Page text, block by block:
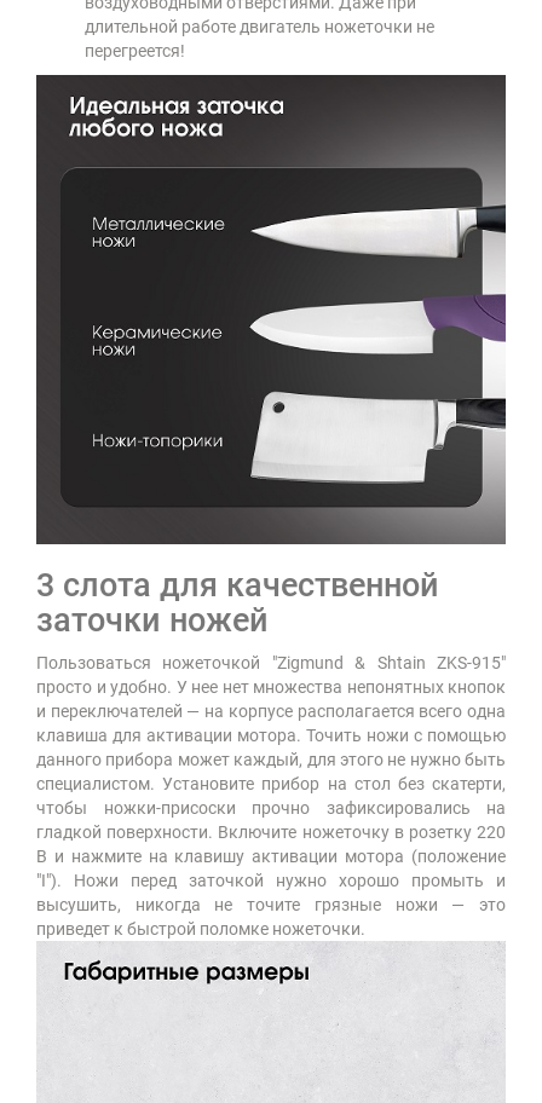
длительной работе двигатель ножеточки не
перегреется!
3 слота для качественной
заточки ножей
Пользоваться ножеточкой "Zigmund & Shtain ZKS-915"
просто и удобно. У нее нет множества непонятных кнопок
и переключателей — на корпусе располагается всего одна
клавиша для активации мотора. Точить ножи с помощью
данного прибора может каждый, для этого не нужно быть
специалистом. Установите прибор на стол без скатерти,
чтобы ножки-присоски прочно зафиксировались на
гладкой поверхности. Включите ножеточку в розетку 220
В и нажмите на клавишу активации мотора (положение
"I"). Ножи перед заточкой нужно хорошо промыть и
высушить, никогда не точите грязные ножи — это
приведет к быстрой поломке ножеточки.